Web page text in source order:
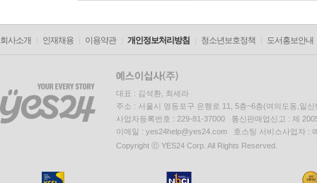
회사소개 인재채용 이용약관 개인정보처리방침 청소년보호정책 도서홍보안내
대표 : 김석환, 최세라
주소 : 서울시 영등포구 은행로 11, 5층~6층(여의도동,일신
사업자등록번호 : 229-81-37000 통신판매업신고 : 제
이메일 : yes24help@yes24.com 호스팅 서비스사업자 :
Copyright ⓒ YES24 Corp. All Rights Reserved.